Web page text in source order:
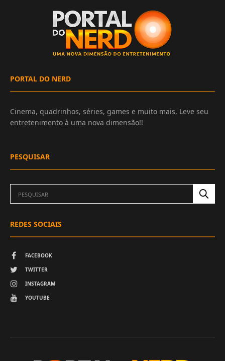
PORTAL DO NERD
Cinema, quadrinhos, séries, games e muito mais, Leve seu
entretenimento à uma nova dimensão!!
PESQUISAR
REDES SOCIAIS
FACEBOOK
TWITTER
INSTAGRAM
YOUTUBE